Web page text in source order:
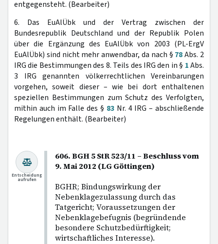
entgegensteht. (Bearbeiter)
6. Das EuAlÜbk und der Vertrag zwischen der
Bundesrepublik Deutschland und der Republik Polen
über die Ergänzung des EuAlÜbk von 2003 (PL-ErgV
EuAlÜbk) sind nicht mehr anwendbar, da nach § 78Abs. 2
IRG die Bestimmungen des 8. Teils des IRG den in § 1Abs.
3 IRG genannten völkerrechtlichen Vereinbarungen
vorgehen, soweit dieser – wie bei dort enthaltenen
speziellen Bestimmungen zum Schutz des Verfolgten,
mithin auch im Falle des § 83Nr. 4 IRG – abschließende
Regelungen enthält. (Bearbeiter)
606. BGH 5 StR 523/11 – Beschluss vom
9. Mai 2012 (LG Göttingen)
BGHR; Bindungswirkung der
Nebenklagezulassung durch das
Tatgericht; Voraussetzungen der
Nebenklagebefugnis (begründende
besondere Schutzbedürftigkeit;
wirtschaftliches Interesse).
Entscheidung
aufrufen